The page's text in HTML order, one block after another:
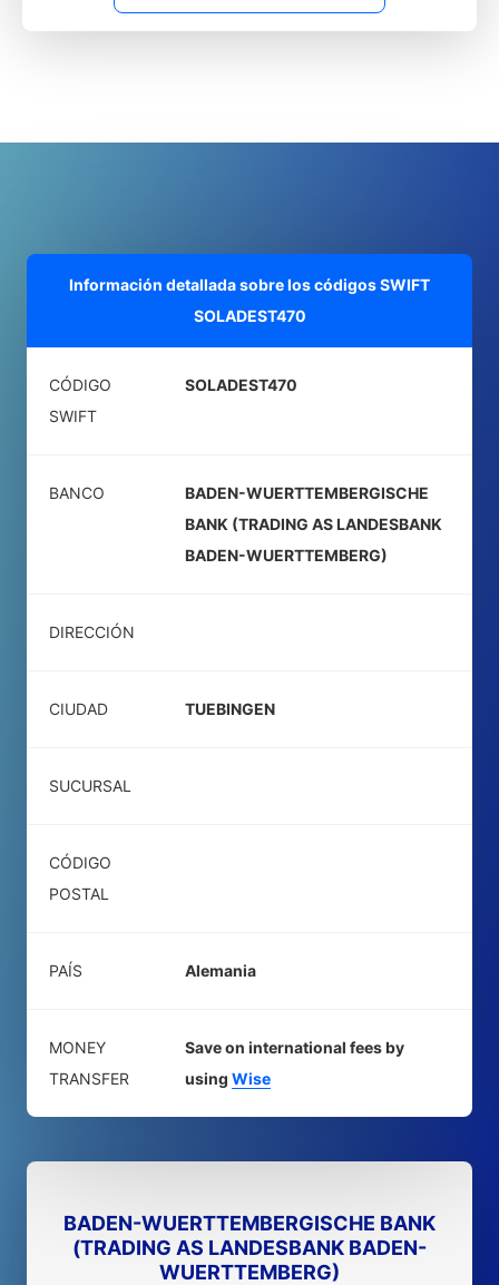
Información detallada sobre los códigos SWIFT
SOLADEST470
CÓDIGO
SWIFT
SOLADEST470
BANCO
BADEN-WUERTTEMBERGISCHE
BANK (TRADING AS LANDESBANK
BADEN-WUERTTEMBERG)
DIRECCIÓN
CIUDAD TUEBINGEN
SUCURSAL
CÓDIGO
POSTAL
PAÍS Alemania
MONEY
TRANSFER
Save on international fees by
using Wise
BADEN-WUERTTEMBERGISCHE BANK
(TRADING AS LANDESBANK BADEN-
WUERTTEMBERG)